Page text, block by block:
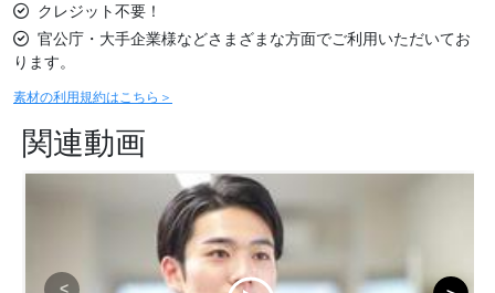
クレジット不要！
官公庁・大手企業様などさまざまな方面でご利用いただいてお
ります。
素材の利用規約はこちら＞
関連動画